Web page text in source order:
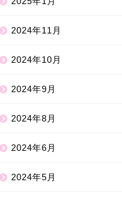
2024年11月
2024年10月
2024年9月
2024年8月
2024年6月
2024年5月